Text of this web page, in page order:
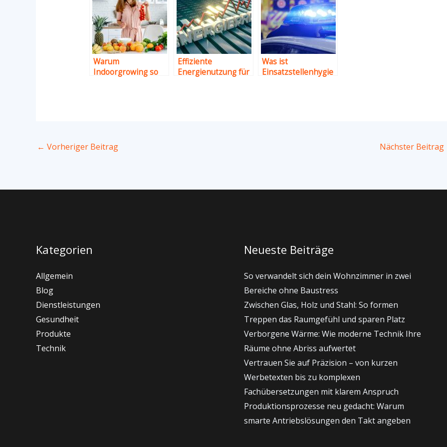
Warum
Indoorgrowing so
Effiziente
Energienutzung für
Was ist
Einsatzstellenhygie
← Vorheriger Beitrag Nächster Beitrag
Kategorien
Allgemein
Blog
Dienstleistungen
Gesundheit
Produkte
Technik
Neueste Beiträge
So verwandelt sich dein Wohnzimmer in zwei
Bereiche ohne Baustress
Zwischen Glas, Holz und Stahl: So formen
Treppen das Raumgefühl und sparen Platz
Verborgene Wärme: Wie moderne Technik Ihre
Räume ohne Abriss aufwertet
Vertrauen Sie auf Präzision – von kurzen
Werbetexten bis zu komplexen
Fachübersetzungen mit klarem Anspruch
Produktionsprozesse neu gedacht: Warum
smarte Antriebslösungen den Takt angeben